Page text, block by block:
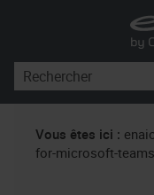
Vous êtes ici :
for-microsoft-teams